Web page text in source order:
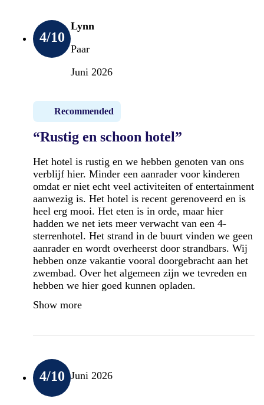
4/10
Lynn
Paar
Juni 2026
Recommended
“Rustig en schoon hotel”
Het hotel is rustig en we hebben genoten van ons
verblijf hier. Minder een aanrader voor kinderen
omdat er niet echt veel activiteiten of entertainment
aanwezig is. Het hotel is recent gerenoveerd en is
heel erg mooi. Het eten is in orde, maar hier
hadden we net iets meer verwacht van een 4-
sterrenhotel. Het strand in de buurt vinden we geen
aanrader en wordt overheerst door strandbars. Wij
hebben onze vakantie vooral doorgebracht aan het
zwembad. Over het algemeen zijn we tevreden en
hebben we hier goed kunnen opladen.
Show more
4/10 Juni 2026